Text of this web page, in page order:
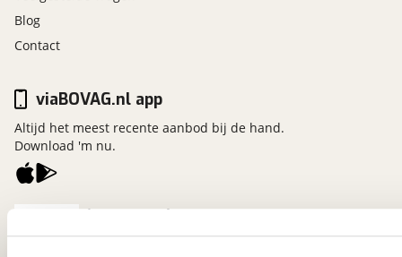
Blog
Contact
viaBOVAG.nl
Kosterijland15
viaBOVAG.nl app
Altijd het meest recente aanbod bij de hand.
Download 'm nu.